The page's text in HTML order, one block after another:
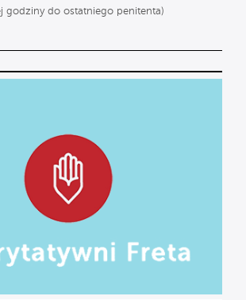
godziny do ostatniego penitenta)